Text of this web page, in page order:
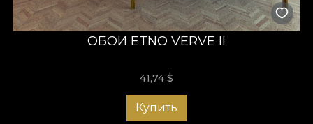
ОБОИ ETNO VERVE II
41,74 $
Купить